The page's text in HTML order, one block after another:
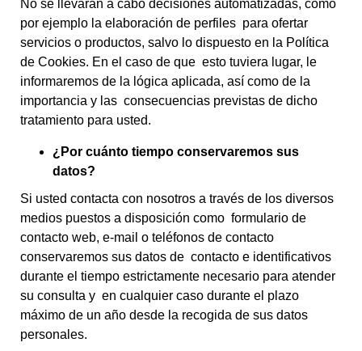
No se llevarán a cabo decisiones automatizadas, como
por ejemplo la elaboración de perfiles para ofertar
servicios o productos, salvo lo dispuesto en la Política
de Cookies. En el caso de que esto tuviera lugar, le
informaremos de la lógica aplicada, así como de la
importancia y las consecuencias previstas de dicho
tratamiento para usted.
¿Por cuánto tiempo conservaremos sus
datos?
Si usted contacta con nosotros a través de los diversos
medios puestos a disposición como formulario de
contacto web, e-mail o teléfonos de contacto
conservaremos sus datos de contacto e identificativos
durante el tiempo estrictamente necesario para atender
su consulta y en cualquier caso durante el plazo
máximo de un año desde la recogida de sus datos
personales.